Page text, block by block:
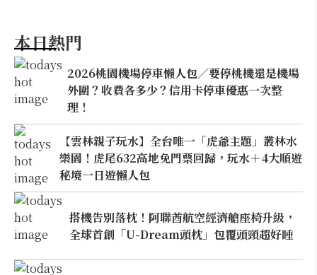
本日熱門
2026桃園機場停車懶人包／要停桃機還是機場
外圍？收費各多少？信用卡停車優惠一次整
理！
【雲林親子玩水】全台唯一「虎爺主題」叢林水
樂園！虎尾632高地免門票回歸，玩水＋4大順遊
秘境一日遊懶人包
搭機告別落枕！阿聯酋航空經濟艙座椅升級，
全球首創「U-Dream頭枕」包覆頭頸超好睡